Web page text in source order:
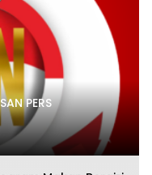
PERS